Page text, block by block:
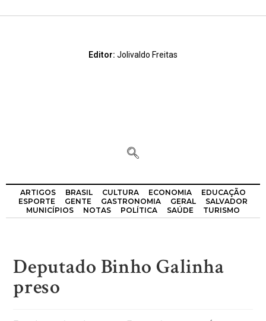
Editor: Jolivaldo Freitas
ARTIGOS BRASIL CULTURA ECONOMIA
EDUCAÇÃO
ESPORTE
GENTE GASTRONOMIA GERAL
SALVADOR
MUNICÍPIOS
NOTAS POLÍTICA SAÚDE TURISMO
Deputado Binho Galinha
preso